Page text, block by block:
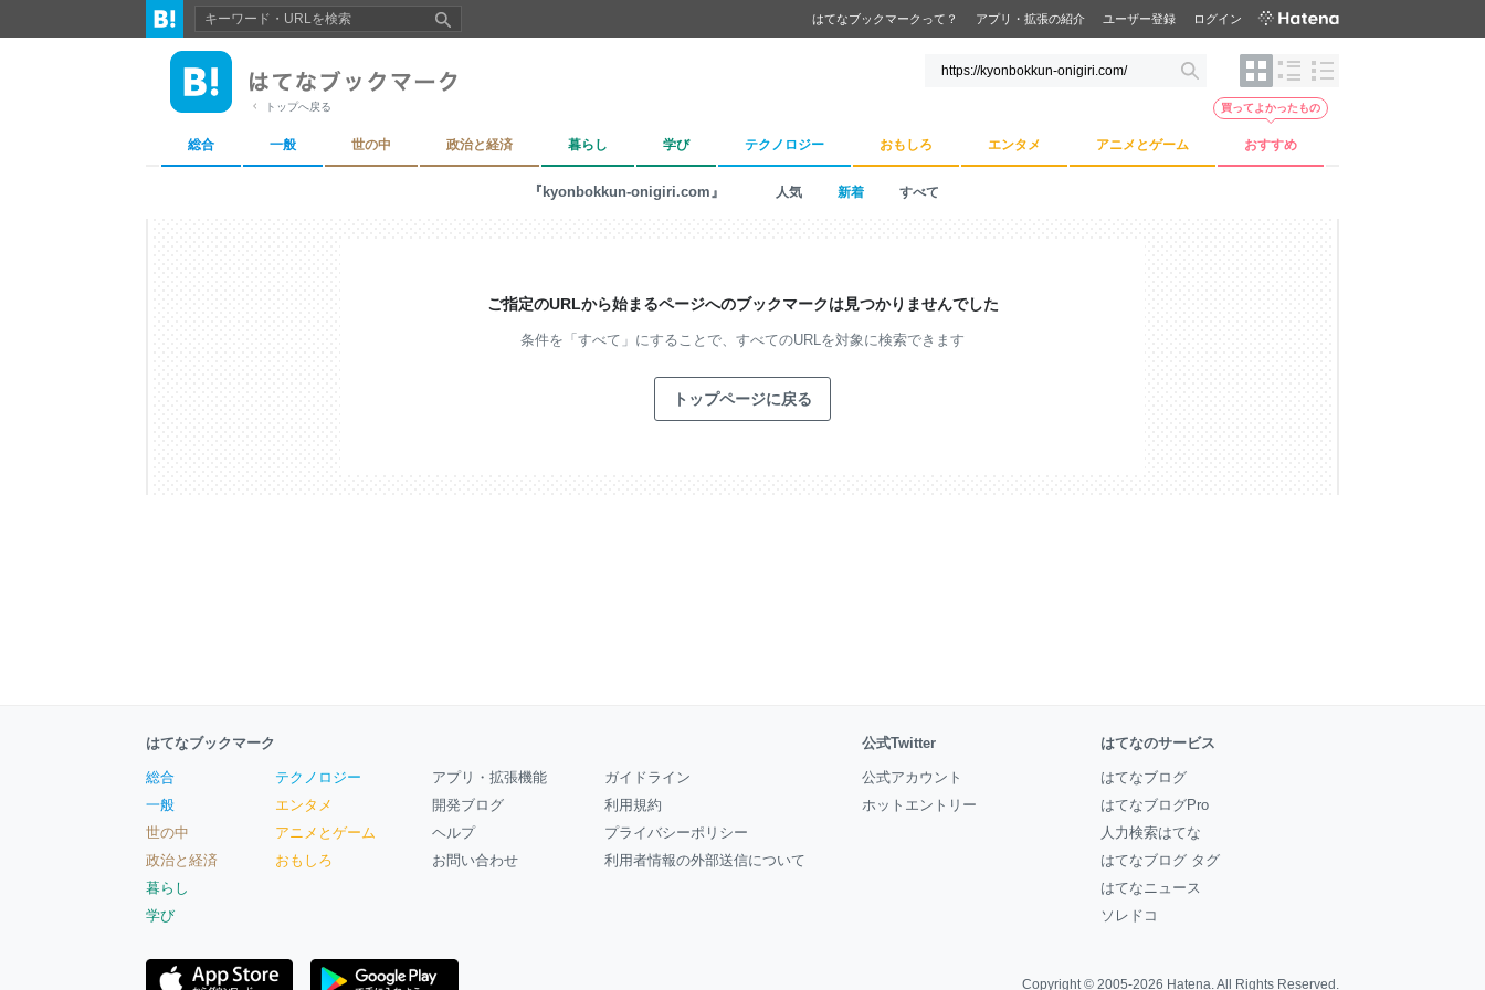
はてなブックマークって？ アプリ・拡張の紹介 ユーザー登録 ログイン
トップへ戻る
総合 一般 世の中 政治と経済 暮らし 学び テクノロジー おもしろ エンタメ アニメとゲーム おすすめ
買ってよかったもの
『kyonbokkun-onigiri.com』 人気 新着 すべて
ご指定のURLから始まるページへのブックマークは見つかりませんでした
条件を「すべて」にすることで、 すべてのURLを対象に検索できます
トップページに戻る
はてなブックマーク
総合
一般
世の中
政治と経済
暮らし
学び
テクノロジー
エンタメ
アニメとゲーム
おもしろ
アプリ・拡張機能
開発ブログ
ヘルプ
お問い合わせ
ガイドライン
利用規約
プライバシーポリシー
利用者情報の外部送信について
公式Twitter
公式アカウント
ホットエントリー
はてなのサービス
はてなブログ
はてなブログPro
人力検索はてな
はてなブログ タグ
はてなニュース
ソレドコ
Copyright © 2005-2026 Hatena. All Rights Reserved.